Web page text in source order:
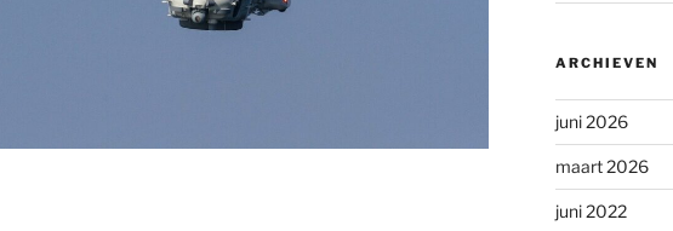
ARCHIEVEN
juni 2026
maart 2026
juni 2022